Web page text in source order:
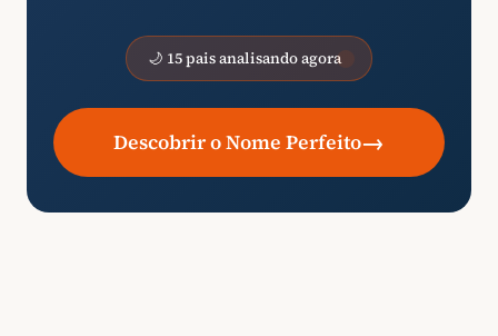
🌙 15 pais analisando agora
Descobrir o Nome Perfeito→